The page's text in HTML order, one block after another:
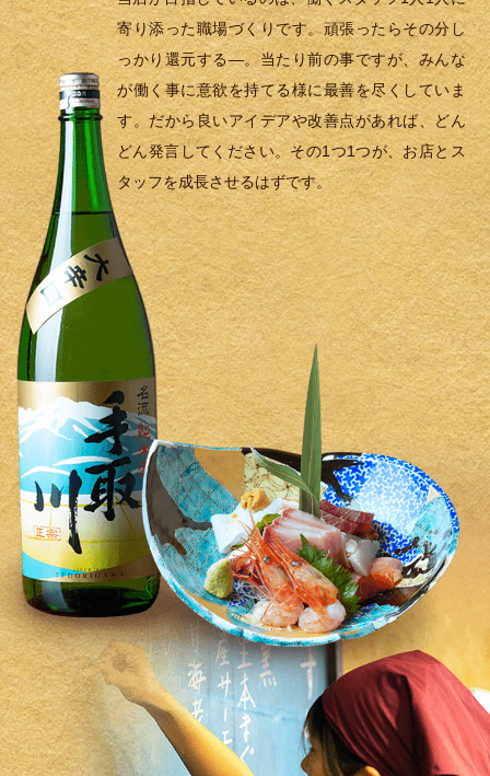
寄り添った職場づくりです。頑張ったらその分し
っかり還元する―。当たり前の事ですが、みんな
が働く事に意欲を持てる様に最善を尽くしていま
す。だから良いアイデアや改善点があれば、どん
どん発言してください。その1つ1つが、お店とス
タッフを成長させるはずです。